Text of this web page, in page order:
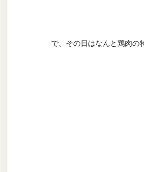
で、その日はなんと鶏肉の